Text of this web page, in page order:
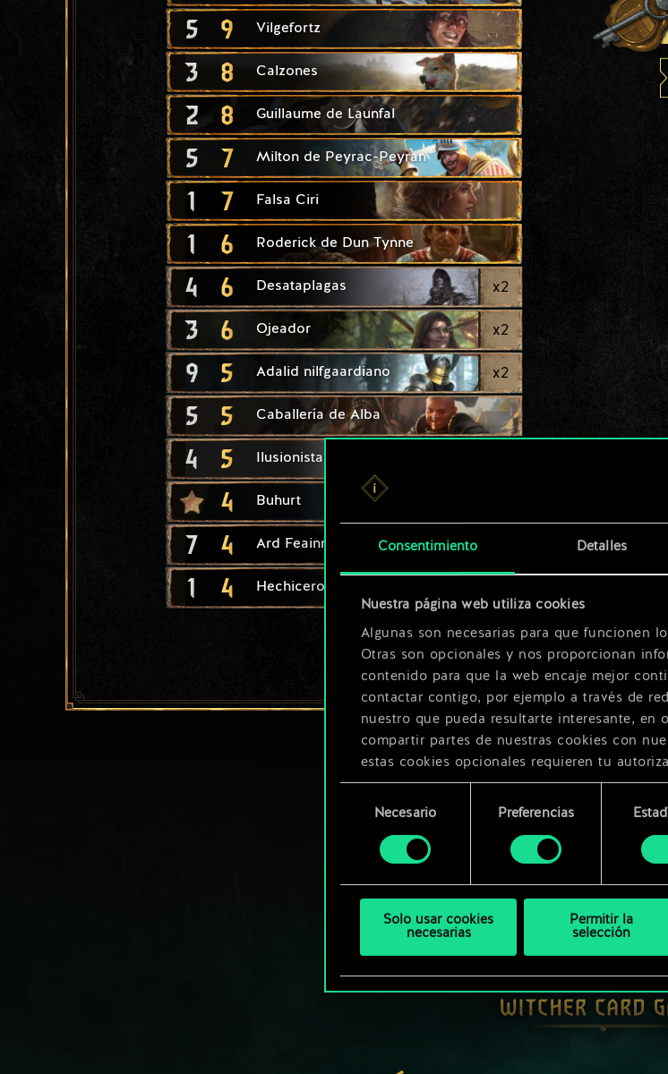
Consentimiento Detalles
Nuestra página web utiliza cookies
Algunas son necesarias para que funcionen
Otras son opcionales y nos proporcionan
contenido para que la web encaje mejor
contactar contigo, por ejemplo a través de
nuestro que pueda resultarte interesante, en
compartir partes de nuestras cookies con
estas cookies opcionales requieren tu
Encontrarás todos los detalles sobre nuestro
más abajo.
consentimiento
Necesario Preferencias
Solo usar cookies
necesarias
Permitir la
selección
5 9 Vilgefortz
3 8 Calzones
2 8 Guillaume de Launfal
5 7 Milton de Peyrac-Peyran
1 7 Falsa Ciri
1 6 Roderick de Dun Tynne
4 6 Desataplagas x2
3 6 Ojeador x2
9 5 Adalid nilfgaardiano x2
5 5 Caballería de Alba
4 5 Ilusionista
4 Buhurt
7 4 Ard Feainn: Tortuga
1 4 Hechicero asesino